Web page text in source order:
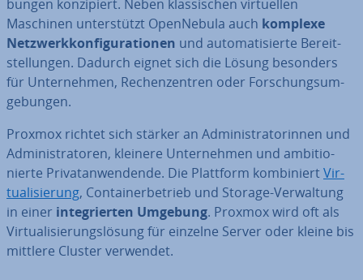
bun­gen kon­zi­piert. Neben klas­si­schen vir­tu­el­len
Maschinen un­ter­stützt Open­Ne­bu­la auch komplexe
Netz­werk­kon­fi­gu­ra­tio­nen und au­to­ma­ti­sier­te Be­reit­
stel­lun­gen. Dadurch eignet sich die Lösung besonders
für Un­ter­neh­men, Re­chen­zen­tren oder For­schungs­um­
ge­bun­gen.
Proxmox richtet sich stärker an Ad­mi­nis­tra­to­rin­nen und
Ad­mi­nis­tra­to­ren, kleinere Un­ter­neh­men und am­bi­tio­
nier­te Pri­vat­an­wen­den­de. Die Plattform kom­bi­niertVir­
tua­li­sie­rung, Con­tai­ner­be­trieb und Storage-Ver­wal­tung
in einer in­te­grier­ten Umgebung. Proxmox wird oft als
Vir­tua­li­sie­rungs­lö­sung für einzelne Server oder kleine bis
mittlere Cluster verwendet.